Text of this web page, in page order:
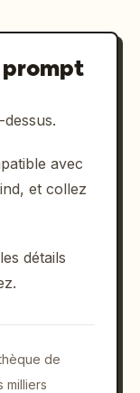
prompt
avec
et collez
détails
de
milliers